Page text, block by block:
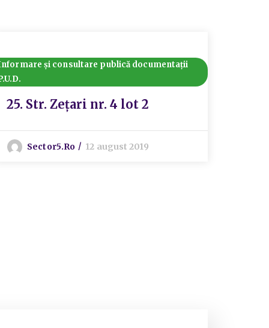
și consultare publică documentații
25. Str. Zețari nr. 4 lot 2
Sector5.ro 12 august 2019